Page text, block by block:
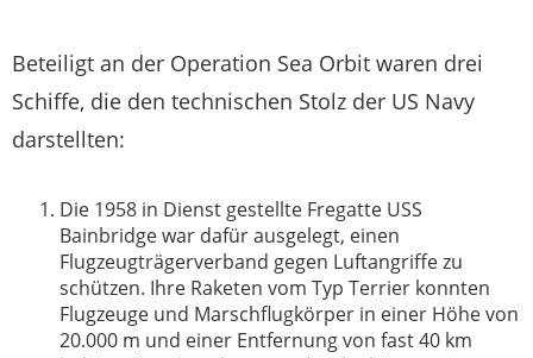
Beteiligt an der Operation Sea Orbit waren drei
Schiffe, die den technischen Stolz der US Navy
darstellten:
Die 1958 in Dienst gestellte Fregatte USS
Bainbridge war dafür ausgelegt, einen
Flugzeugträgerverband gegen Luftangriffe zu
schützen. Ihre Raketen vom Typ Terrier konnten
Flugzeuge und Marschflugkörper in einer Höhe von
20.000 m und einer Entfernung von fast 40 km